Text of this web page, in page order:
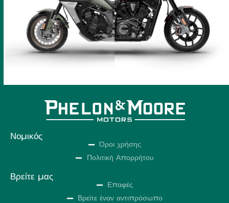
Νομικός
Όροι χρήσης
Πολιτική Απορρήτου
Βρείτε μας
Επαφές
Βρείτε έναν αντιπρόσωπο